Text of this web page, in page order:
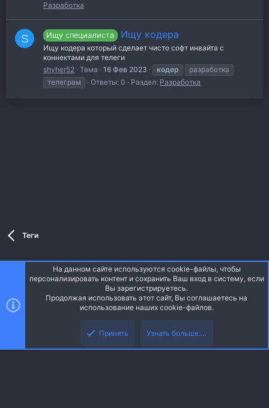
Разработка
S Ищу специалиста Ищу кодера
Ищу кодера который сделает чисто софт инвайта с
коннектами для телеги
shyher52 Тема 16 Фев 2023 кодер
разработка
телеграм
Ответы: 0 Раздел: Разработка
Теги
Обратная связь
Условия и правила
Политика конфиденциальности
Style and add-ons by ThemeHouse
Перевод от Jumuro ®
Запросы 12 Время 0.0408s Память 3.35MB
Верх
На данном сайте используются cookie-файлы, чтобы
персонализировать контент и сохранить Ваш вход в систему, если
Вы зарегистрируетесь.
Продолжая использовать этот сайт, Вы соглашаетесь на
использование наших cookie-файлов.
Принять Узнать больше.…